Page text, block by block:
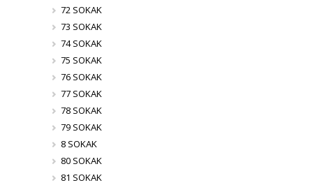
72 SOKAK
73 SOKAK
74 SOKAK
75 SOKAK
76 SOKAK
77 SOKAK
78 SOKAK
79 SOKAK
8 SOKAK
80 SOKAK
81 SOKAK